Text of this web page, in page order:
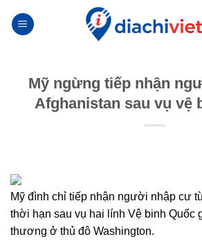
Mỹ ngừng tiếp nhận
Afghanistan sau vụ vệ
Mỹ đình chỉ tiếp nhận người nhập cư
thời hạn sau vụ hai lính Vệ binh Quốc
thương ở thủ đô Washington.